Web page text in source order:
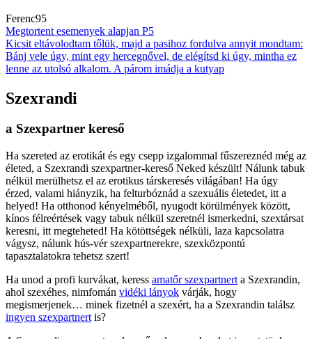
Ferenc95
Megtortent esemenyek alapjan P5
Kicsit eltávolodtam tőlük, majd a pasihoz fordulva annyit mondtam:
Bánj vele úgy, mint egy hercegnővel, de elégítsd ki úgy, mintha ez
lenne az utolsó alkalom. A párom imádja a kutyap
Szexrandi
a Szexpartner kereső
Ha szereted az erotikát és egy csepp izgalommal fűszereznéd még az
életed, a Szexrandi szexpartner-kereső Neked készült! Nálunk tabuk
nélkül merülhetsz el az erotikus társkeresés világában! Ha úgy
érzed, valami hiányzik, ha felturbóznád a szexuális életedet, itt a
helyed! Ha otthonod kényelméből, nyugodt körülmények között,
kínos félreértések vagy tabuk nélkül szeretnél ismerkedni, szextársat
keresni, itt megteheted! Ha kötöttségek nélküli, laza kapcsolatra
vágysz, nálunk hús-vér szexpartnerekre, szexközpontú
tapasztalatokra tehetsz szert!
Ha unod a profi kurvákat, keress amatőr szexpartnert a Szexrandin,
ahol szexéhes, nimfomán vidéki lányok várják, hogy
megismerjenek… minek fizetnél a szexért, ha a Szexrandin találsz
ingyen szexpartnert is?